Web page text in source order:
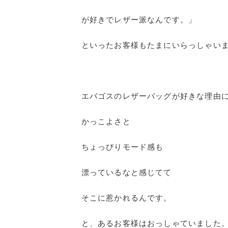
が好きでレザー派なんです。」
といったお客様もたまにいらっしゃいま
エバゴスのレザーバッグが好きな理由に
かっこよさと
ちょっぴりモード感も
漂っているなと感じてて
そこに惹かれるんです。
と、あるお客様はおっしゃていました。